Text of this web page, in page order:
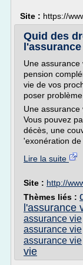
Site : https://
Quid des
Une
pension
vie de vos
poser
Une assurance
Vous pouvez
décès, une
'exonération de
Lire la suite
Site : http://
Thèmes liés :
l'assurance
assurance vie
assurance vie
assurance vie
vie